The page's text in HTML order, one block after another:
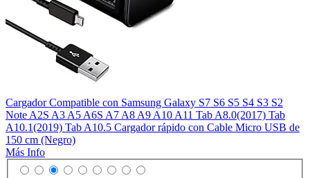
Cargador Compatible con Samsung Galaxy S7 S6 S5 S4 S3 S2
Note A2S A3 A5 A6S A7 A8 A9 A10 A11 Tab A8.0(2017) Tab
A10.1(2019) Tab A10.5 Cargador rápido con Cable Micro USB de
150 cm (Negro)
Más Info